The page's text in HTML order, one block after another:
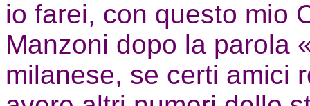
io farei, con questo mio
Manzoni dopo la parola
milanese, se certi amici